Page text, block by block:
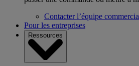
Contacter l’équipe
Pour les entreprises
Ressources